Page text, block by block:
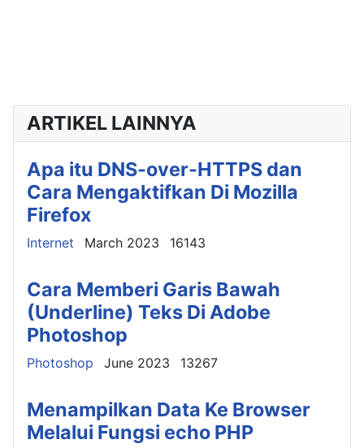
ARTIKEL LAINNYA
Apa itu DNS-over-HTTPS dan
Cara Mengaktifkan Di Mozilla
Firefox
Details
Internet March 2023 16143
Cara Memberi Garis Bawah
(Underline) Teks Di Adobe
Photoshop
Details
Photoshop June 2023 13267
Menampilkan Data Ke Browser
Melalui Fungsi echo PHP